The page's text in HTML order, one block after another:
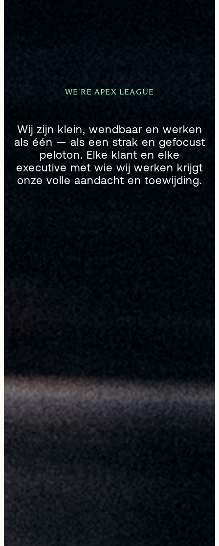
WE’RE APEX LEAGUE
Wij zijn klein, wendbaar en werken
als één — als een strak en gefocust
peloton. Elke klant en elke
executive met wie wij werken krijgt
onze volle aandacht en toewijding.